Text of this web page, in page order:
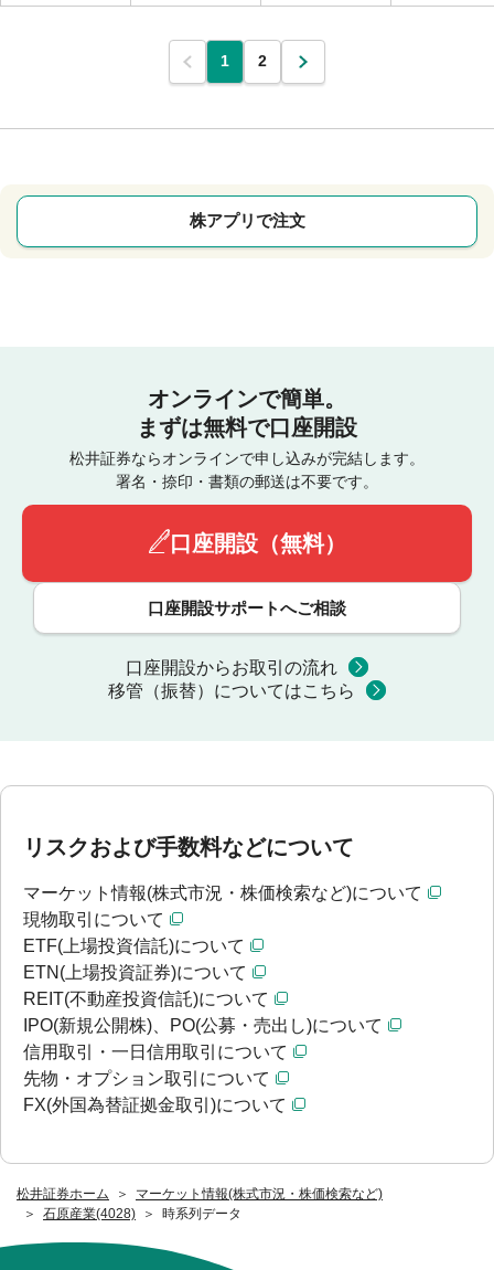
松井証券ホーム
マーケット情報(株式市況・株価検索など)
石原産業(4028)
時系列データ
1 2
株アプリで注文
オンラインで簡単。
まずは無料で口座開設
松井証券ならオンラインで申し込みが完結します。
署名・捺印・書類の郵送は不要です。
口座開設（無料）
口座開設サポートへご相談
口座開設からお取引の流れ
移管（振替）についてはこちら
リスクおよび手数料などについて
マーケット情報(株式市況・株価検索など)について
現物取引について
ETF(上場投資信託)について
ETN(上場投資証券)について
REIT(不動産投資信託)について
IPO(新規公開株)、PO(公募・売出し)について
信用取引・一日信用取引について
先物・オプション取引について
FX(外国為替証拠金取引)について